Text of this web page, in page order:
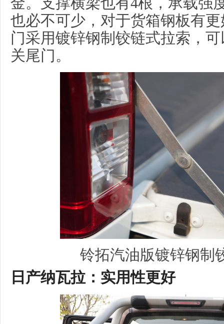
也必不可少，对于货箱钢板有
门采用镀锌钢制铰链式拉索，
关尾门。
铃拓汽油版镀锌钢制
日产纳瓦拉 ： 实用性更好